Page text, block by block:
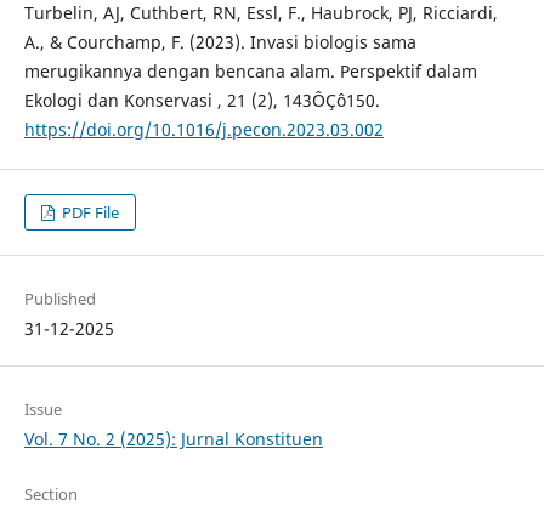
Turbelin, AJ, Cuthbert, RN, Essl, F., Haubrock, PJ, Ricciardi,
A., & Courchamp, F. (2023). Invasi biologis sama
merugikannya dengan bencana alam. Perspektif dalam
Ekologi dan Konservasi , 21 (2), 143ÔÇô150.
https://doi.org/10.1016/j.pecon.2023.03.002
PDF File
Published
31-12-2025
Issue
Vol. 7 No. 2 (2025): Jurnal Konstituen
Section